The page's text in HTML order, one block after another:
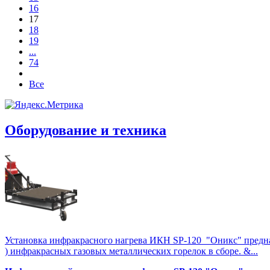
16
17
18
19
...
74
Все
Оборудование и техника
Установка инфракрасного нагрева ИКН SP-120 "Оникс"
) инфракрасных газовых металлических горелок в сборе. &...